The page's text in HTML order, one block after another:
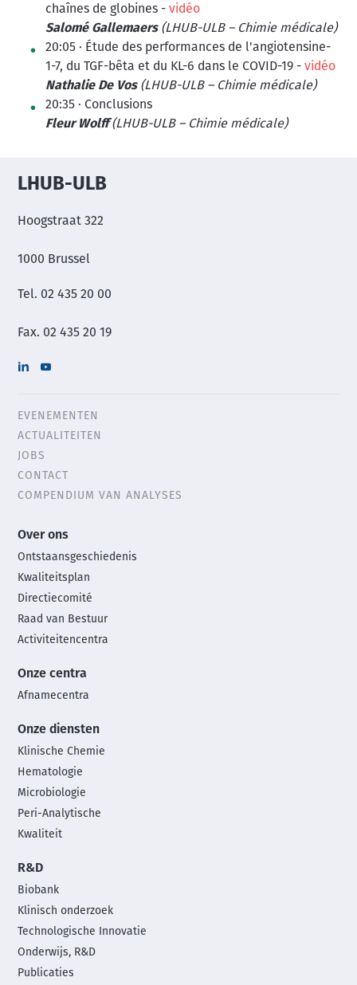
chaînes de globines -vidéo
Salomé Gallemaers(LHUB-ULB – Chimie médicale)
20:05 · Étude des performances de l'angiotensine-
1-7, du TGF-bêta et du KL-6 dans le COVID-19 -vidéo
Nathalie De Vos(LHUB-ULB – Chimie médicale)
20:35 · Conclusions
Fleur Wolff(LHUB-ULB – Chimie médicale)
LHUB-ULB
Hoogstraat 322
1000 Brussel
Tel. 02 435 20 00
Fax. 02 435 20 19
Header
menu
EVENEMENTEN
ACTUALITEITEN
JOBS
CONTACT
COMPENDIUM VAN ANALYSES
footer
menu
Over ons
Ontstaansgeschiedenis
Kwaliteitsplan
Directiecomité
Raad van Bestuur
Activiteitencentra
Onze centra
Afnamecentra
Onze diensten
Klinische Chemie
Hematologie
Microbiologie
Peri-Analytische
Kwaliteit
R&D
Biobank
Klinisch onderzoek
Technologische Innovatie
Onderwijs, R&D
Publicaties